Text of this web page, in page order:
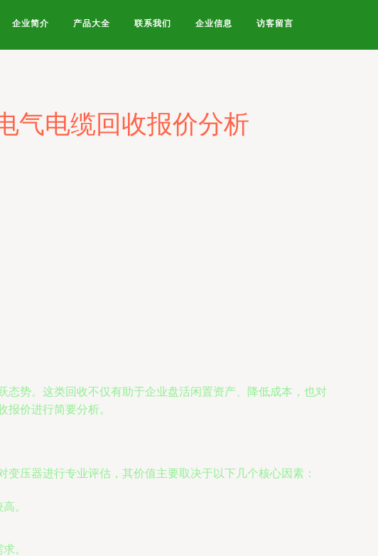
企业简介 产品大全 联系我们 企业信息 访客留言
气电缆回收报价分析
势。这类回收不仅有助于企业盘活闲置资产、降低成本，也对
价进行简要分析。
压器进行专业评估，其价值主要取决于以下几个核心因素：
。
。